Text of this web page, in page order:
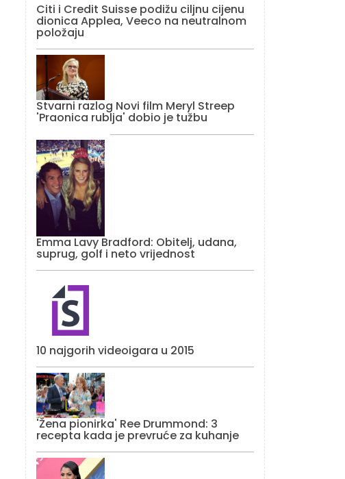
Citi i Credit Suisse podižu ciljnu cijenu
dionica Applea, Veeco na neutralnom
položaju
Stvarni razlog Novi film Meryl Streep
'Praonica rublja' dobio je tužbu
Emma Lavy Bradford: Obitelj, udana,
suprug, golf i neto vrijednost
10 najgorih videoigara u 2015
'Žena pionirka' Ree Drummond: 3
recepta kada je prevruće za kuhanje